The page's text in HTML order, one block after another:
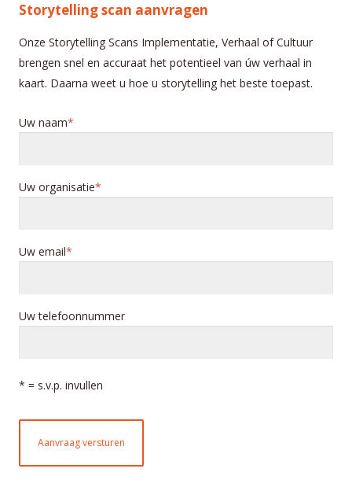
Storytelling scan aanvragen
Onze Storytelling Scans Implementatie, Verhaal of Cultuur
brengen snel en accuraat het potentieel van úw verhaal in
kaart. Daarna weet u hoe u storytelling het beste toepast.
Uw naam
Uw organisatie
Uw email
Uw telefoonnummer
* = s.v.p. invullen
Aanvraag versturen